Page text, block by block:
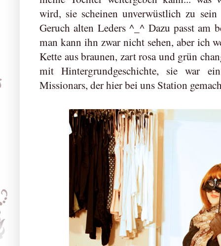
wird, sie scheinen unverwüstlich zu sein
Geruch alten Leders ^_^ Dazu passt am
man kann ihn zwar nicht sehen, aber ich
Kette aus braunen, zart rosa und grün
mit Hintergrundgeschichte, sie war
Missionars, der hier bei uns Station